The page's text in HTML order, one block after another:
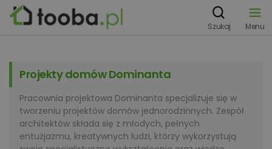
Szukaj Menu
Projekty domów Dominanta
Pracownia projektowa Dominanta specjalizuje się w
tworzeniu projektów domów jednorodzinnych. Zespół
architektów składa się z młodych, pełnych
entuzjazmu, kreatywnych ludzi, którzy wykorzystują